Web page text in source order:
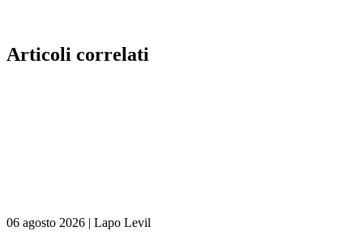
Articoli correlati
06 agosto 2026 | Lapo Levil